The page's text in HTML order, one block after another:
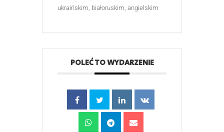
ukraińskim, białoruskim, angielskim
POLEĆ TO WYDARZENIE